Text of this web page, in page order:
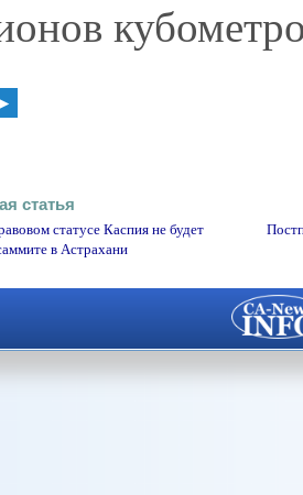
статья
статусе Каспия не будет
в Астрахани